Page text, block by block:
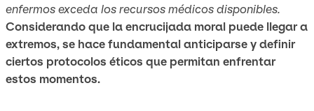
enfermos exceda los recursos médicos disponibles.
Considerando que la encrucijada moral puede llegar a
extremos, se hace fundamental anticiparse y definir
ciertos protocolos éticos que permitan enfrentar
estos momentos.